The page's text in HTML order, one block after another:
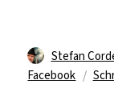
Autor
Stefan
Facebook